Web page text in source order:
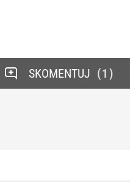
SKOMENTUJ 1